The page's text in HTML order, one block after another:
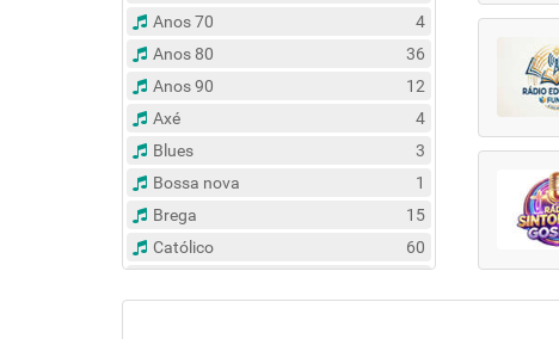
Anos 70
4
Anos 80
36
Anos 90
12
Axé
4
Blues
3
Bossa nova
1
Brega
15
Católico
60